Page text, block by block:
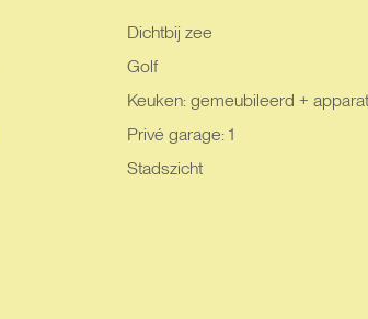
Dichtbij zee
Golf
Keuken: gemeubileerd +
Privé garage: 1
Stadszicht